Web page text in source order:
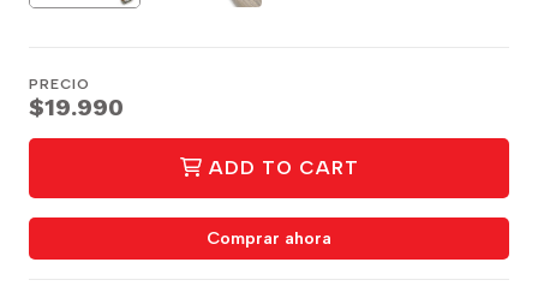
PRECIO
$19.990
ADD TO CART
Comprar ahora